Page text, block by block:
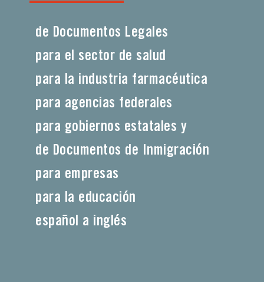
de Documentos Legales
para el sector de salud
para la industria farmacéutica
para agencias federales
para gobiernos estatales y
de Documentos de Inmigración
para empresas
para la educación
español a inglés